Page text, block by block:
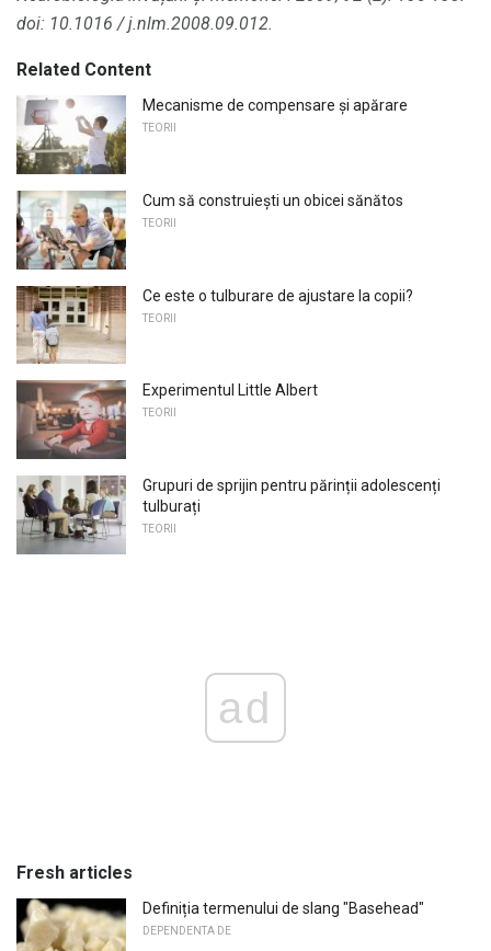
doi: 10.1016 / j.nlm.2008.09.012.
Related Content
Mecanisme de compensare și apărare
TEORII
Cum să construiești un obicei sănătos
TEORII
Ce este o tulburare de ajustare la copii?
TEORII
Experimentul Little Albert
TEORII
Grupuri de sprijin pentru părinții adolescenți
tulburați
TEORII
ad
Fresh articles
Definiția termenului de slang "Basehead"
DEPENDENTA DE